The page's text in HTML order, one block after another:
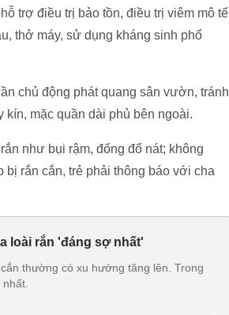
trợ điều trị bảo tồn, điều trị viêm mô tế
thở máy, sử dụng kháng sinh phổ
chủ động phát quang sân vườn, tránh
mặc quần dài phủ bên ngoài.
như bụi rậm, đống đổ nát; không
rắn cắn, trẻ phải thông báo với cha
loài rắn 'đáng sợ nhất'
thường có xu hướng tăng lên. Trong